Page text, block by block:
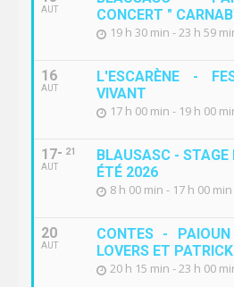
AUT
CONCERT "
19 h 30 min - 23 h 59
16
AUT
L'ESCARÈNE -
VIVANT
17 h 00 min - 19 h 00
17
AUT
21
BLAUSASC -
ÉTÉ 2026
8 h 00 min - 17 h 00 min
20
AUT
CONTES -
LOVERS ET
20 h 15 min - 23 h 00